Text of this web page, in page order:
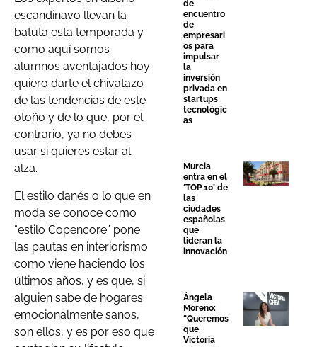
escandinavo llevan la
batuta esta temporada y
como aquí somos
alumnos aventajados hoy
quiero darte el chivatazo
de las tendencias de este
otoño y de lo que, por el
contrario, ya no debes
usar si quieres estar al
alza.
El estilo danés o lo que en
moda se conoce como
“estilo Copencore” pone
las pautas en interiorismo
como viene haciendo los
últimos años, y es que, si
alguien sabe de hogares
emocionalmente sanos,
son ellos, y es por eso que
de
encuentro
de
empresari
os para
impulsar
la
inversión
privada en
startups
tecnológic
as
Murcia
entra en el
‘TOP 10’ de
las
ciudades
españolas
que
lideran la
innovación
Ángela
Moreno:
“Queremos
que
Victoria